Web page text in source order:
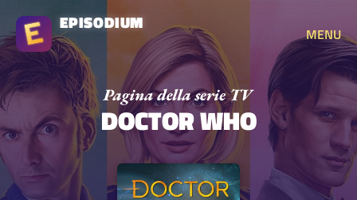
EPISODIUM
MENU
DOCTOR WHO